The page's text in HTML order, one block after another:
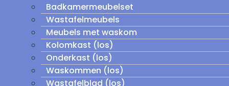
Badkamermeubelset
Wastafelmeubels
Meubels met waskom
Kolomkast (los)
Onderkast (los)
Waskommen (los)
Wastafelblad (los)